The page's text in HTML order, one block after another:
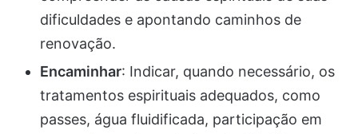
dificuldades e apontando caminhos de
renovação.
Encaminhar: Indicar, quando necessário, os
tratamentos espirituais adequados, como
passes, água fluidificada, participação em